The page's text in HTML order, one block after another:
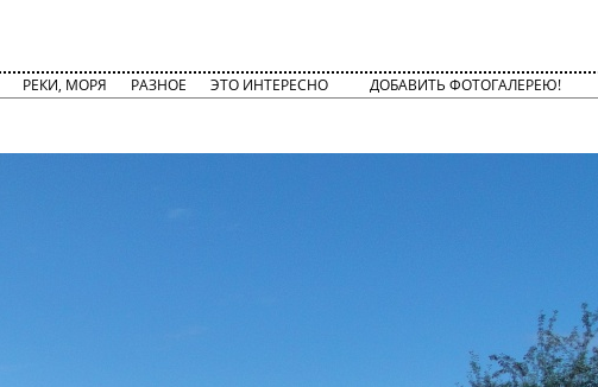
РЕКИ, МОРЯ РАЗНОЕ ЭТО ИНТЕРЕСНО ДОБАВИТЬ ФОТОГАЛЕРЕЮ!